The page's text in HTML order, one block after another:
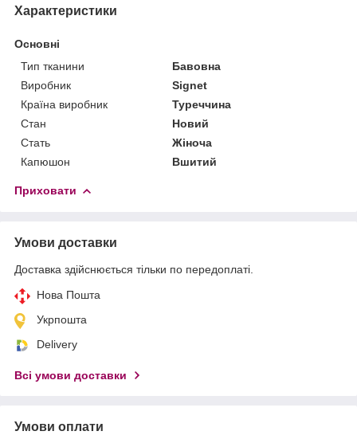
Характеристики
Основні
Тип тканини
Бавовна
Виробник
Signet
Країна виробник
Туреччина
Стан
Новий
Стать
Жіноча
Капюшон
Вшитий
Приховати
Умови доставки
Доставка здійснюється тільки по передоплаті.
Нова Пошта
Укрпошта
Delivery
Всі умови доставки
Умови оплати